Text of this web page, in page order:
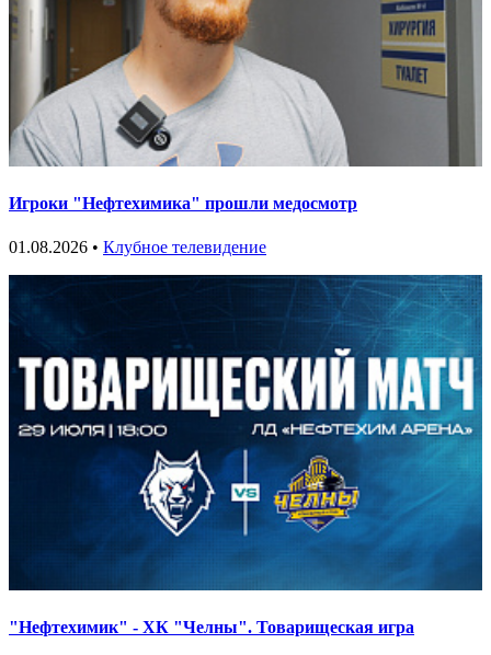
Игроки "Нефтехимика" прошли медосмотр
01.08.2026 • Клубное телевидение
"Нефтехимик" - ХК "Челны". Товарищеская игра